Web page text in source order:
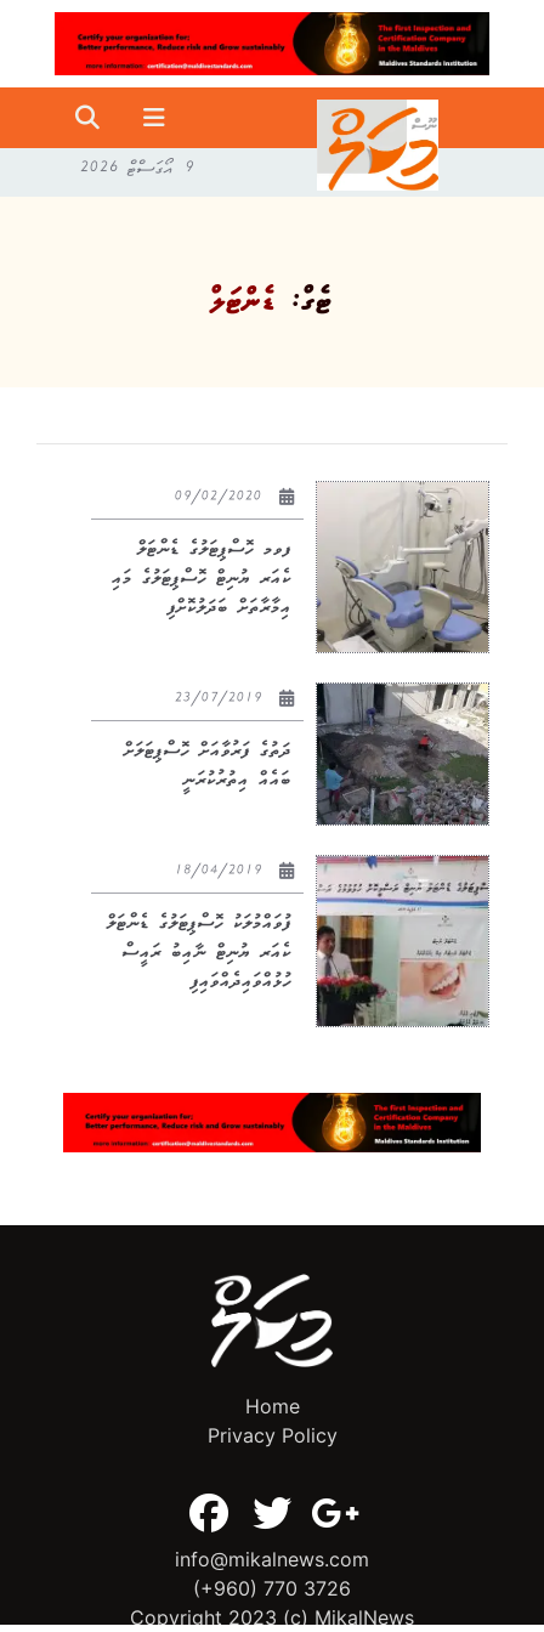
9 އޯގަސްޓް 2026
ޓެގް: ޑެންޓަލް
ފވމ ހޮސްޕިޓަލުގެ ޑެންޓަލް
ކެއަރ ޔުނިޓް ހޮސްޕިޓަލުގެ މައި
އިމާރާތަށް ބަދަލުކޮށްފި
ދަތުގެ ފަރުވާއަށް ހޮސްޕިޓަލަށް
ބައެއް އިތުރުކުރަނީ
ފުވައްމުލަކު ހޮސްޕިޓަލުގެ ޑެންޓަލް
ކެއަރ ޔުނިޓް ނާއިބު ރައީސް
ހުޅުއްވައިދެއްވައިފި
info@mikalnews.com
(+960) 770 3726
Home
Privacy Policy
Copyright 2023 (c) MikalNews